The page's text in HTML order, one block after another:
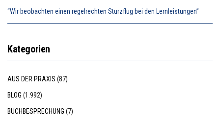
“Wir beobachten einen regelrechten Sturzflug bei den Lernleistungen”
Kategorien
AUS DER PRAXIS (87)
BLOG (1.992)
BUCHBESPRECHUNG (7)